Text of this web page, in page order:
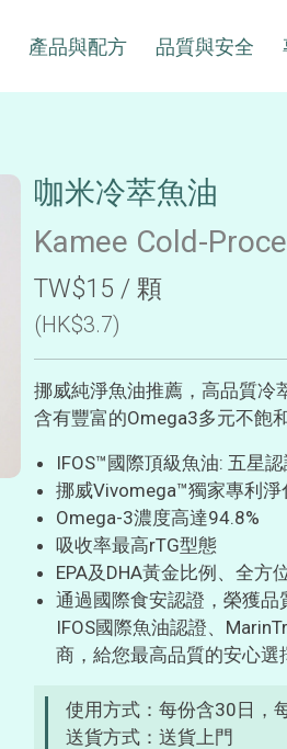
產品與配方 品質與安全
咖米冷萃魚油
Kamee Cold-
TW$15 / 顆
(HK$3.7)
挪威純淨魚油推薦，高品質冷
含有豐富的Omega3多元不飽
IFOS™國際頂級魚油: 五
挪威Vivomega™獨家專利
Omega-3濃度高達94.8%
吸收率最高rTG型態
EPA及DHA黃金比例、全方
通過國際食安認證，榮獲品
IFOS國際魚油認證、
商，給您最高品質的安心選
使用方式：每份含30日，
送貨方式：送貨上門